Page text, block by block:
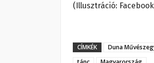
(Illusztráció:
CÍMKÉK Duna